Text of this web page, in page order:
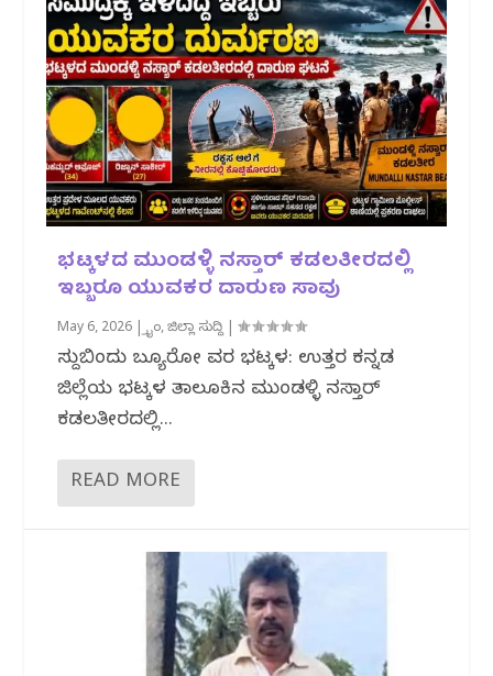
ಭಟ್ಕಳದ ಮುಂಡಳ್ಳಿ ನಸ್ತಾರ್ ಕಡಲತೀರದಲ್ಲಿ
ಇಬ್ಬರೂ ಯುವಕರ ದಾರುಣ ಸಾವು
May 6, 2026 |ಕ್ರೈಂ,ಜಿಲ್ಲಾ ಸುದ್ದಿ |
ಸುದ್ದಿಬಿಂದು ಬ್ಯೂರೋ ವರದಿ ಭಟ್ಕಳ: ಉತ್ತರ ಕನ್ನಡ
ಜಿಲ್ಲೆಯ ಭಟ್ಕಳ ತಾಲೂಕಿನ ಮುಂಡಳ್ಳಿ ನಸ್ತಾರ್
ಕಡಲತೀರದಲ್ಲಿ...
READ MORE